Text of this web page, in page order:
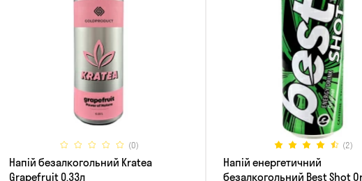
(0)
Напій безалкогольний Kratea
Grapefruit 0.33л
(2)
Напій енергетичний
безалкогольний Best Shot